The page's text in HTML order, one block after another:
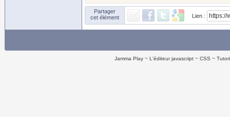
Partager
cet élément
Lien :
Jamma Play L'éditeur javascript CSS